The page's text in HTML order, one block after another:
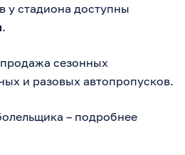
у стадиона доступны
.
сезонных
и разовых автопропусков.
– подробнее